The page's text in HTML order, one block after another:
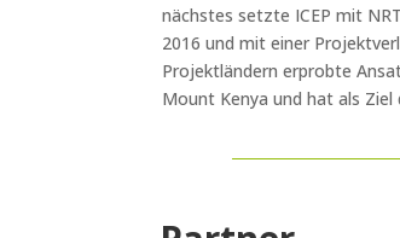
nächstes setzte ICEP mit
2016 und mit einer
Projektländern erprobte
Mount Kenya und hat als Ziel